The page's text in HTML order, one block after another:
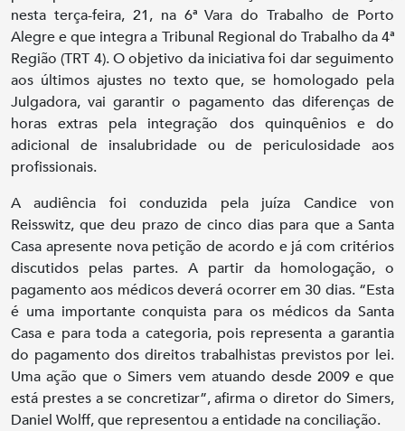
nesta terça-feira, 21, na 6ª Vara do Trabalho de Porto
Alegre e que integra a Tribunal Regional do Trabalho da 4ª
Região (TRT 4). O objetivo da iniciativa foi dar seguimento
aos últimos ajustes no texto que, se homologado pela
Julgadora, vai garantir o pagamento das diferenças de
horas extras pela integração dos quinquênios e do
adicional de insalubridade ou de periculosidade aos
profissionais.
A audiência foi conduzida pela juíza Candice von
Reisswitz, que deu prazo de cinco dias para que a Santa
Casa apresente nova petição de acordo e já com critérios
discutidos pelas partes. A partir da homologação, o
pagamento aos médicos deverá ocorrer em 30 dias. “Esta
é uma importante conquista para os médicos da Santa
Casa e para toda a categoria, pois representa a garantia
do pagamento dos direitos trabalhistas previstos por lei.
Uma ação que o Simers vem atuando desde 2009 e que
está prestes a se concretizar”, afirma o diretor do Simers,
Daniel Wolff, que representou a entidade na conciliação.